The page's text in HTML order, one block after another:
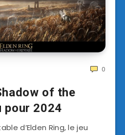
0
of the
pour 2024
d’Elden Ring, le jeu